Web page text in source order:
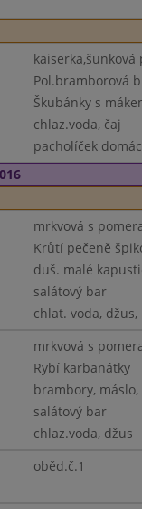
kaiserka,šunková
Pol.bramborová
Škubánky s
chlaz.voda, čaj
pacholíček
mrkvová s
Krůtí pečeně
duš. malé
salátový bar
chlat. voda, džus,
mrkvová s
Rybí karbanátky
brambory,
salátový bar
chlaz.voda, džus
oběd.č.1